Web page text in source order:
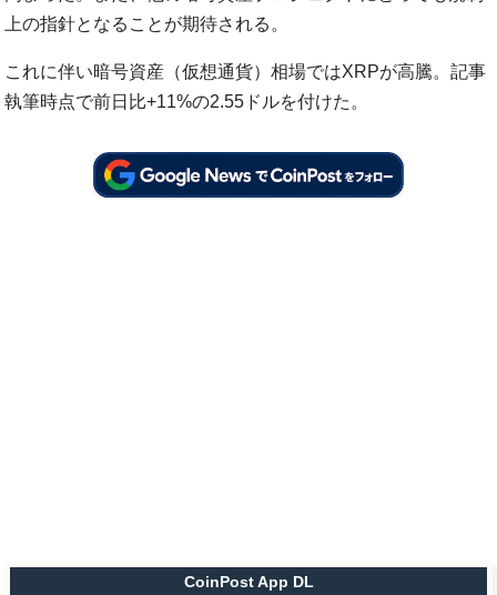
上の指針となることが期待される。
これに伴い暗号資産（仮想通貨）相場ではXRPが高騰。記事
執筆時点で前日比+11%の2.55ドルを付けた。
CoinPost App DL